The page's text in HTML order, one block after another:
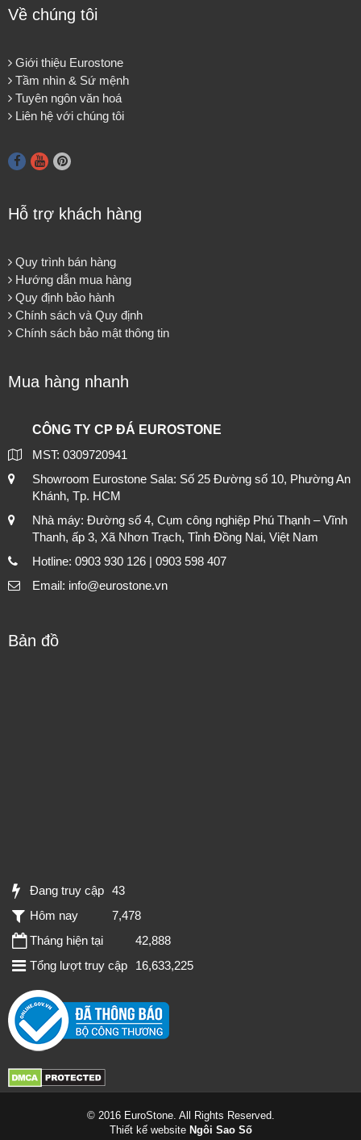
Về chúng tôi
Giới thiệu Eurostone
Tầm nhìn & Sứ mệnh
Tuyên ngôn văn hoá
Liên hệ với chúng tôi
Hỗ trợ khách hàng
Quy trình bán hàng
Hướng dẫn mua hàng
Quy định bảo hành
Chính sách và Quy định
Chính sách bảo mật thông tin
Mua hàng nhanh
CÔNG TY CP ĐÁ EUROSTONE
MST: 0309720941
Showroom Eurostone Sala: Số 25 Đường số 10, Phường An
Khánh, Tp. HCM
Nhà máy: Đường số 4, Cụm công nghiệp Phú Thạnh – Vĩnh
Thanh, ấp 3, Xã Nhơn Trạch, Tỉnh Đồng Nai, Việt Nam
Hotline: 0903 930 126 | 0903 598 407
Email: info@eurostone.vn
Bản đồ
Đang truy cập 43
Hôm nay
7,478
Tháng hiện tại
42,888
Tổng lượt truy cập
16,633,225
© 2016 EuroStone. All Rights Reserved.
Thiết kế website Ngôi Sao Số